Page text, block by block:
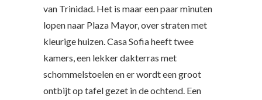
van Trinidad. Het is maar een paar minuten
lopen naar Plaza Mayor, over straten met
kleurige huizen. Casa Sofia heeft twee
kamers, een lekker dakterras met
schommelstoelen en er wordt een groot
ontbijt op tafel gezet in de ochtend. Een